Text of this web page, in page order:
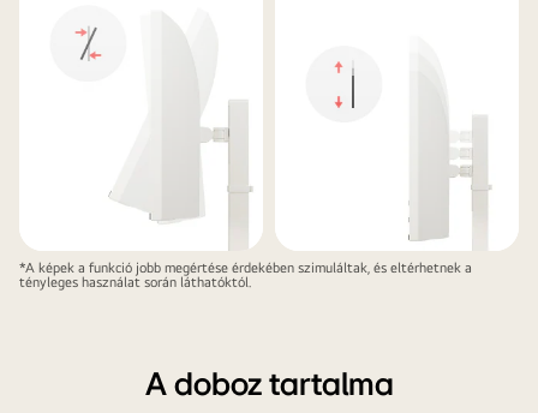
*A képek a funkció jobb megértése érdekében szimuláltak, és eltérhetnek a
tényleges használat során láthatóktól.
A doboz tartalma